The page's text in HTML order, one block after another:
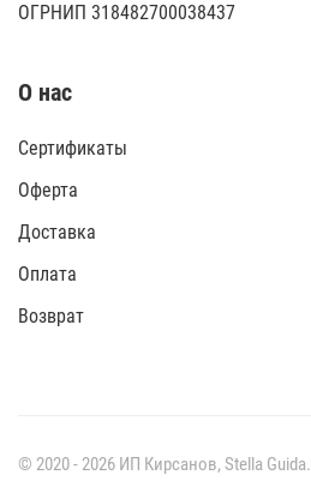
ОГРНИП 318482700038437
О нас
Сертификаты
Оферта
Доставка
Оплата
Возврат
© 2020 - 2026 ИП Кирсанов, Stella Guida.